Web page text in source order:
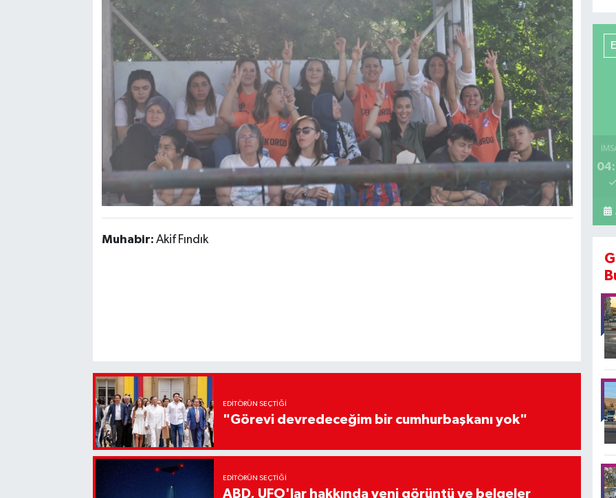
Muhabir: Akif Fındık
EDITÖRÜN SEÇTIĞI
"Görevi devredeceğim bir cumhurbaşkanı yok"
EDITÖRÜN SEÇTIĞI
ABD, UFO'lar hakkında yeni görüntü ve belgeler